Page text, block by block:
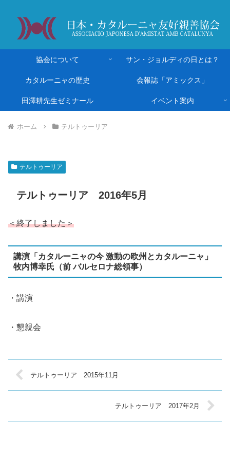
協会について サン・ジョルディの日とは？
カタルーニャの歴史 会報誌「アミックス」
田澤耕先生ゼミナール イベント案内
ホーム テルトゥーリア
テルトゥーリア
テルトゥーリア 2016年5月
＜終了しました＞
講演「カタルーニャの今 激動の欧州とカタルーニャ」
牧内博幸氏（前 バルセロナ総領事）
・講演
・懇親会
テルトゥーリア 2015年11月
テルトゥーリア 2017年2月